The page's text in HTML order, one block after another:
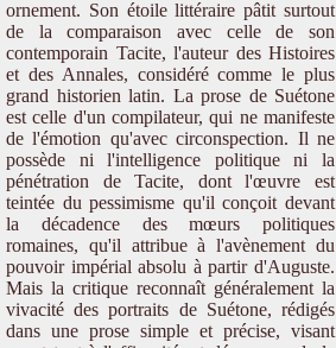
ornement. Son étoile littéraire pâtit surtout
de la comparaison avec celle de son
contemporain Tacite, l'auteur des Histoires
et des Annales, considéré comme le plus
grand historien latin. La prose de Suétone
est celle d'un compilateur, qui ne manifeste
de l'émotion qu'avec circonspection. Il ne
possède ni l'intelligence politique ni la
pénétration de Tacite, dont l'œuvre est
teintée du pessimisme qu'il conçoit devant
la décadence des mœurs politiques
romaines, qu'il attribue à l'avènement du
pouvoir impérial absolu à partir d'Auguste.
Mais la critique reconnaît généralement la
vivacité des portraits de Suétone, rédigés
dans une prose simple et précise, visant